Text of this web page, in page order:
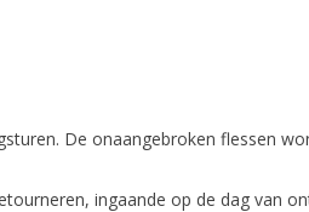
De onaangebroken flessen
ingaande op de dag van